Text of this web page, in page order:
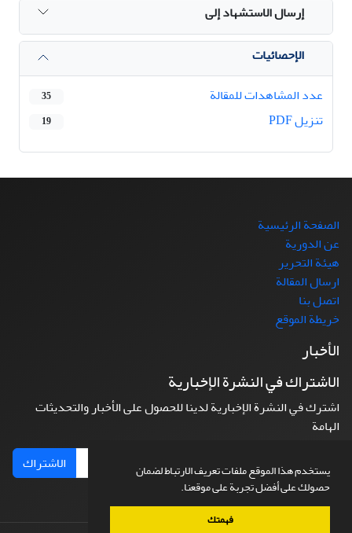
يستخدم هذا الموقع ملفات تعريف الارتباط لضمان
حصولك على أفضل تجربة على موقعنا.
فهمتك
إرسال الاستشهاد إلى
الإحصائيات
عدد المشاهدات للمقالة
35
تنزیل PDF 19
الصفحة الرئيسية
عن الدورية
هيئة التحرير
ارسال المقالة
اتصل بنا
خريطة الموقع
الأخبار
الاشتراك في النشرة الإخبارية
اشترك في النشرة الإخبارية لدينا للحصول على الأخبار والتحديثات
الهامة
الاشتراك